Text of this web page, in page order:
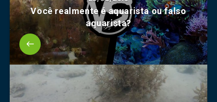
Você realmente é aquarista ou falso
aquarista?